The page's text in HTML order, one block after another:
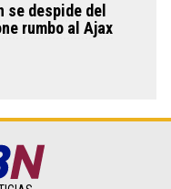
se despide del
rumbo al Ajax